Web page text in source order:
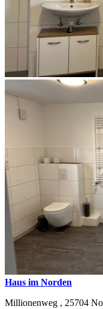
Haus im Norden
Millionenweg , 25704